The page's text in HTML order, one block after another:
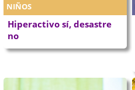
NIÑOS
Hiperactivo sí, desastre
no